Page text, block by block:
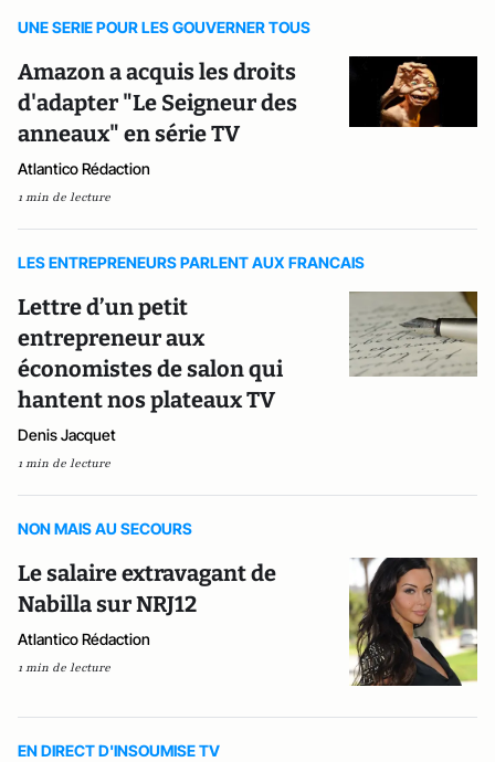
UNE SERIE POUR LES GOUVERNER TOUS
Amazon a acquis les droits
d'adapter "Le Seigneur des
anneaux" en série TV
Atlantico Rédaction
1 min de lecture
LES ENTREPRENEURS PARLENT AUX FRANCAIS
Lettre d’un petit
entrepreneur aux
économistes de salon qui
hantent nos plateaux TV
Denis Jacquet
1 min de lecture
NON MAIS AU SECOURS
Le salaire extravagant de
Nabilla sur NRJ12
Atlantico Rédaction
1 min de lecture
EN DIRECT D'INSOUMISE TV